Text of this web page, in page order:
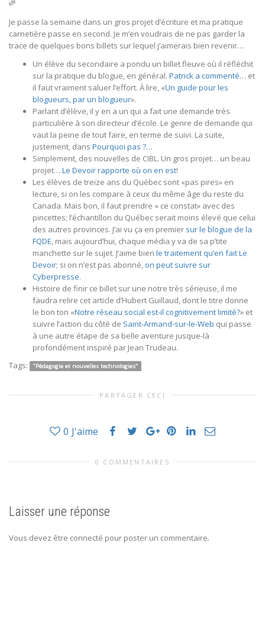
Je passe la semaine dans un gros projet d’écriture et ma pratique
carnetière passe en second. Je m’en voudrais de ne pas garder la
trace de quelques bons billets sur lequel j’aimerais bien revenir…
Un élève du secondaire a pondu un billet fleuve où il réfléchit
sur la pratique du blogue, en général. Patrick a commenté… et
il faut vraiment saluer l’effort. À lire, «Un guide pour les
blogueurs, par un blogueur».
Parlant d’élève, il y en a un qui a fait une demande très
particulière à son directeur d’école. Le genre de demande qui
vaut la peine de tout faire, en terme de suivi. La suite,
justement, dans Pourquoi pas ?…
Simplement, des nouvelles de CIBL. Un gros projet… un beau
projet… Le Devoir rapporte où on en est!
Les élèves de treize ans du Québec sont «pas pires» en
lecture, si on les compare à ceux du même âge du reste du
Canada. Mais bon, il faut prendre « ce constat» avec des
pincettes; l’échantillon du Québec serait moins élevé que celui
des autres provinces. J’ai vu ça en premier sur le blogue de la
FQDE, mais aujourd’hui, chaque média y va de sa p’tite
manchette sur le sujet. J’aime bien le traitement qu’en fait Le
Devoir; si on n’est pas abonné, on peut suivre sur
Cyberpresse.
Histoire de finir ce billet sur une notre très sérieuse, il me
faudra relire cet article d’Hubert Guillaud, dont le titre donne
le bon ton «Notre réseau social est-il cognitivement limité?» et
suivre l’action du côté de Saint-Armand-sur-le-Web qui passe
à une autre étape de sa belle aventure jusque-là
profondément inspiré par Jean Trudeau.
Tags:
"Pédagogie et nouvelles technologies"
PARTAGER CECI
0 J'aime
0 COMMENTAIRES
Laisser une réponse
Vous devez être connecté pour poster un commentaire.